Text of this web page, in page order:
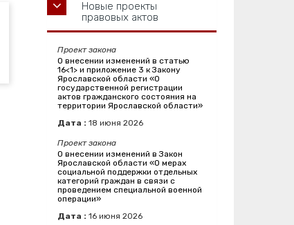
Новые проекты
правовых актов
Проект закона
О внесении изменений в статью
16<1> и приложение 3 к Закону
Ярославской области «О
государственной регистрации
актов гражданского состояния на
территории Ярославской области»
Дата : 18 июня 2026
Проект закона
О внесении изменений в Закон
Ярославской области «О мерах
социальной поддержки отдельных
категорий граждан в связи с
проведением специальной военной
операции»
Дата : 16 июня 2026